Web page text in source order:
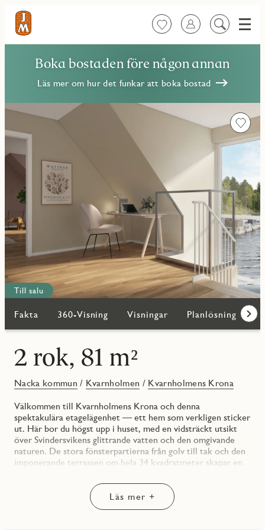
FavoriterLogga in
Sök
Meny
Boka bostaden före någon annan
Läs mer om hur det funkar att boka bostad
Till salu
Fakta 360-Visning Visningar Planlösning
2 rok, 81 m²
Nacka kommun / Kvarnholmen / Kvarnholmens Krona
Välkommen till Kvarnholmens Krona och denna
spektakulära etagelägenhet — ett hem som verkligen sticker
ut. Här bor du högst upp i huset, med en vidsträckt utsikt
över Svindersvikens glittrande vatten och den omgivande
naturen. De stora fönsterpartierna från golv till tak och den
imponerande terrassen om hela 34 kvadratmeter skapar en
Entrén är generös och välkomnande med gott om plats för
avhängning och förvaring i både klädkammare och
Läs mer +